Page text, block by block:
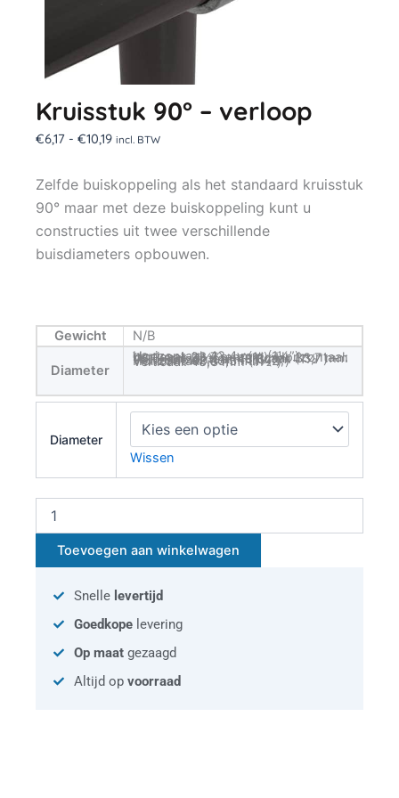
Kruisstuk 90° – verloop
€6,17 - €10,19Prijsklasse:
tot
€10,19
incl. BTW
Zelfde buiskoppeling als het standaard kruisstuk
90° maar met deze buiskoppeling kunt u
constructies uit twee verschillende
buisdiameters opbouwen.
Gewicht N/B
Diameter
Horizontaal: 42,4 mm (1¼”) – Verticaal: 33,7 mm (1”), Horizontaal: 48,3 mm (1½”) – Verticaal: 33,7 mm (1”), Horizontaal: 48,3 mm (1½”) – Verticaal: 42,4 mm (1¼”), Horizontaal: 60,3 mm (2”) – Verticaal: 48,3 mm (1½”)
Diameter
Wissen
aantal
Toevoegen aan winkelwagen
Snelle levertijd
Goedkope levering
Op maat gezaagd
Altijd op voorraad